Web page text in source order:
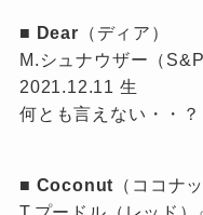
■ Dear （ディア）
M.シュナウザー（
2021.12.11 生
何とも言えない・・？
■ Coconut （ココナ